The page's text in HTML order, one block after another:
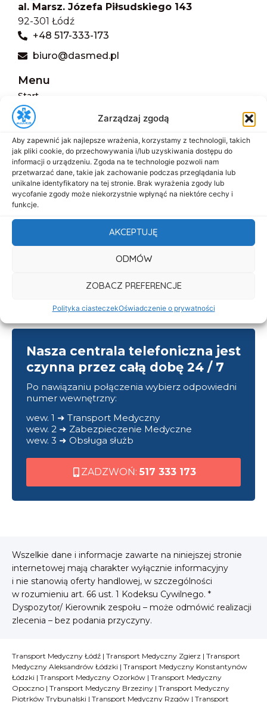
Zarządzaj zgodą
Aby zapewnić jak najlepsze wrażenia, korzystamy z technologii, takich
jak pliki cookie, do przechowywania i/lub uzyskiwania dostępu do
informacji o urządzeniu. Zgoda na te technologie pozwoli nam
przetwarzać dane, takie jak zachowanie podczas przeglądania lub
unikalne identyfikatory na tej stronie. Brak wyrażenia zgody lub
wycofanie zgody może niekorzystnie wpłynąć na niektóre cechy i
funkcje.
AKCEPTUJĘ
ODMÓW
ZOBACZ PREFERENCJE
Polityka ciasteczekOświadczenie o prywatności
al. Marsz. Józefa Piłsudskiego 143
92-301 Łódź
+48 517-333-173
biuro@dasmed.pl
Menu
Start
O nas
Oferta
Cennik
Aktualności
Kontakt
Polityka prywatności
Nasza centrala telefoniczna jest
czynna przez całą dobę 24 / 7
Po nawiązaniu połączenia wybierz odpowiedni
numer wewnętrzny:
wew. 1 ➜ Transport Medyczny
wew. 2 ➜ Zabezpieczenie Medyczne
wew. 3 ➜ Obsługa służb
ZADZWOŃ: 517 333 173
Wszelkie dane i informacje zawarte na niniejszej stronie
internetowej mają charakter wyłącznie informacyjny
i nie stanowią oferty handlowej, w szczególności
w rozumieniu art. 66 ust. 1 Kodeksu Cywilnego. *
Dyspozytor/ Kierownik zespołu – może odmówić realizacji
zlecenia – bez podania przyczyny.
Transport Medyczny Łódź | Transport Medyczny Zgierz | Transport
Medyczny Aleksandrów Łódzki | Transport Medyczny Konstantynów
Łódzki | Transport Medyczny Ozorków | Transport Medyczny
Opoczno | Transport Medyczny Brzeziny | Transport Medyczny
Piotrków Trybunalski | Transport Medyczny Rzgów | Transport